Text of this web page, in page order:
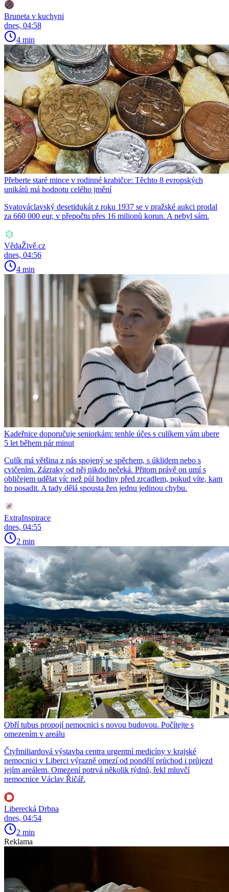
Bruneta v kuchyni
dnes, 04:58
4 min
Přeberte staré mince v rodinné krabičce: Těchto 8 evropských
unikátů má hodnotu celého jmění
Svatováclavský desetidukát z roku 1937 se v pražské aukci prodal
za 660 000 eur, v přepočtu přes 16 milionů korun. A nebyl sám.
VědaŽivě.cz
dnes, 04:56
4 min
Kadeřnice doporučuje seniorkám: tenhle účes s culíkem vám ubere
5 let během pár minut
Culík má většina z nás spojený se spěchem, s úklidem nebo s
cvičením. Zázraky od něj nikdo nečeká. Přitom právě on umí s
obličejem udělat víc než půl hodiny před zrcadlem, pokud víte, kam
ho posadit. A tady dělá spousta žen jednu jedinou chybu.
ExtraInspirace
dnes, 04:55
2 min
Obří tubus propojí nemocnici s novou budovou. Počítejte s
omezením v areálu
Čtyřmiliardová výstavba centra urgentní medicíny v krajské
nemocnici v Liberci výrazně omezí od pondělí průchod i průjezd
jejím areálem. Omezení potrvá několik týdnů, řekl mluvčí
nemocnice Václav Řičář.
Liberecká Drbna
dnes, 04:54
2 min
Reklama